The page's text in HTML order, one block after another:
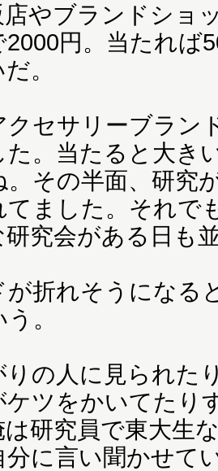
やブランドショ
円。当たれば
。
クセサリーブラン
た。当たると大き
。その半面、研究
てました。それで
研究会がある日も
折れそうになる
。
りの人に見られた
ケツをかいてたり
は研究員で東大生
分に言い聞かせて